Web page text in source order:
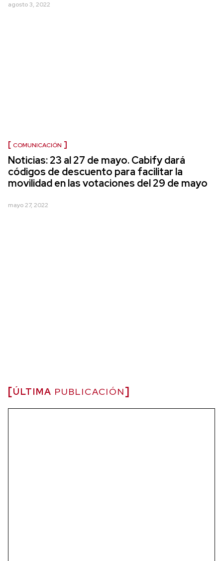
agosto 3, 2022
COMUNICACIÓN
Noticias: 23 al 27 de mayo. Cabify dará
códigos de descuento para facilitar la
movilidad en las votaciones del 29 de mayo
mayo 27, 2022
ÚLTIMA PUBLICACIÓN